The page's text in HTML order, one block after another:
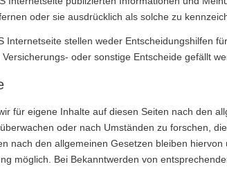
oder sie ausdrücklich als solche zu
Internetseite stellen weder Entscheidungshilfen
oder sonstige Entscheide gefällt
für eigene Inhalte auf diesen Seiten nach den
oder nach Umständen zu forschen,
nach den allgemeinen Gesetzen bleiben
möglich. Bei Bekanntwerden von